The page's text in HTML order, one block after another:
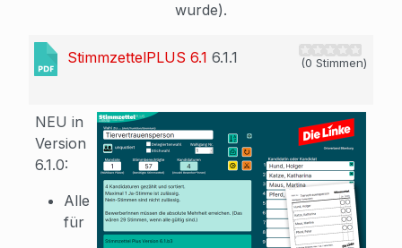
wurde).
StimmzettelPLUS 6.1 6.1.1 (0 Stimmen)
NEU in
Version
6.1.0:
Alle
für